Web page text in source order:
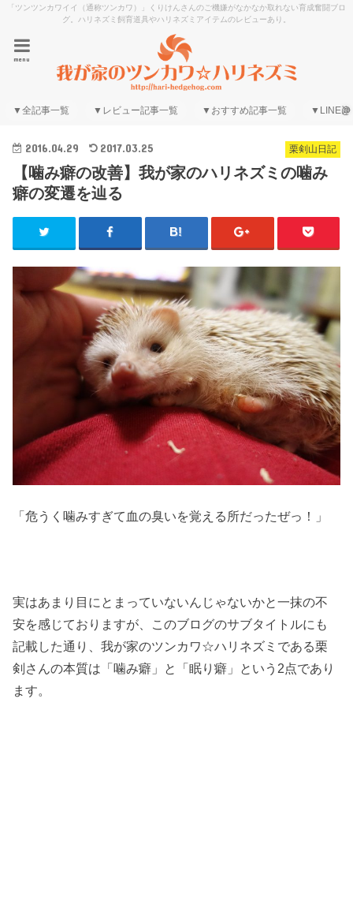
「ツンツンカワイイ（通称ツンカワ）」くりけんさんのご機嫌がなかなか取れない育成奮闘ブロ
グ。ハリネズミ飼育道具やハリネズミアイテムのレビューあり。
menu
▼全記事一覧 ▼レビュー記事一覧 ▼おすすめ記事一覧 ▼LINE@
栗剣山日記
2016.04.29 2017.03.25
【噛み癖の改善】我が家のハリネズミの噛み
癖の変遷を辿る
「危うく噛みすぎて血の臭いを覚える所だったぜっ！」
実はあまり目にとまっていないんじゃないかと一抹の不
安を感じておりますが、このブログのサブタイトルにも
記載した通り、我が家のツンカワ☆ハリネズミである栗
剣さんの本質は「噛み癖」と「眠り癖」という2点であり
ます。